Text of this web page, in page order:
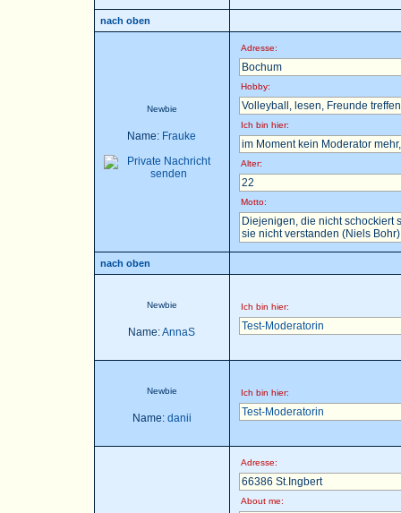
nach oben
Newbie
Name: Frauke
Adresse:
Bochum
Hobby:
Volleyball, lesen, Freunde
Ich bin hier:
im Moment kein Moderator
Alter:
22
Motto:
Diejenigen, die nicht schockiert
sie nicht verstanden (Niels Bohr)
nach oben
Newbie
Name:AnnaS
Ich bin hier:
Test-Moderatorin
Newbie
Name: danii
Ich bin hier:
Test-Moderatorin
Adresse:
66386 St.Ingbert
About me: